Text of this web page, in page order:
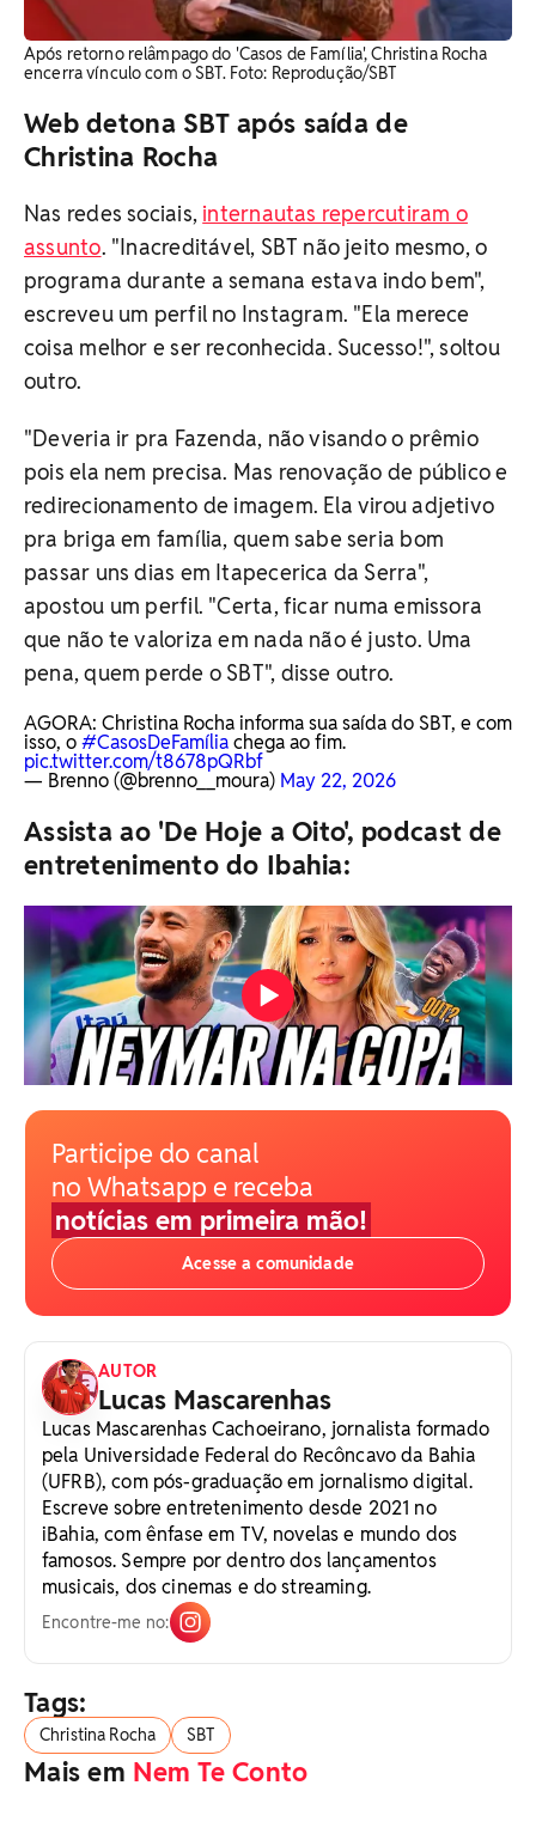
Após retorno relâmpago do 'Casos de Família', Christina Rocha
encerra vínculo com o SBT. Foto: Reprodução/SBT
Web detona SBT após saída de
Christina Rocha
Nas redes sociais, internautas repercutiram o
assunto. "Inacreditável, SBT não jeito mesmo, o
programa durante a semana estava indo bem",
escreveu um perfil no Instagram. "Ela merece
coisa melhor e ser reconhecida. Sucesso!", soltou
outro.
"Deveria ir pra Fazenda, não visando o prêmio
pois ela nem precisa. Mas renovação de público e
redirecionamento de imagem. Ela virou adjetivo
pra briga em família, quem sabe seria bom
passar uns dias em Itapecerica da Serra",
apostou um perfil. "Certa, ficar numa emissora
que não te valoriza em nada não é justo. Uma
pena, quem perde o SBT", disse outro.
AGORA: Christina Rocha informa sua saída do SBT, e com
isso, o#CasosDeFamíliachega ao fim.
pic.twitter.com/t8678pQRbf
— Brenno (@brenno__moura) May 22, 2026
Assista ao 'De Hoje a Oito', podcast de
entretenimento do Ibahia:
Participe do canal
no Whatsapp e receba
notícias em primeira mão!
Acesse a comunidade
AUTOR
Lucas Mascarenhas
Lucas Mascarenhas Cachoeirano, jornalista formado
pela Universidade Federal do Recôncavo da Bahia
(UFRB), com pós-graduação em jornalismo digital.
Escreve sobre entretenimento desde 2021 no
iBahia, com ênfase em TV, novelas e mundo dos
famosos. Sempre por dentro dos lançamentos
musicais, dos cinemas e do streaming.
Encontre-me no:
Tags:
Christina Rocha SBT
Mais em Nem Te Conto